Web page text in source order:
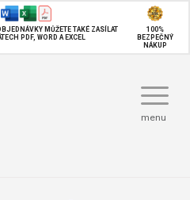
MŮŽETE TAKÉ ZASÍLAT
PDF, WORD A EXCEL
100%
BEZPEČNÝ
NÁKUP
menu